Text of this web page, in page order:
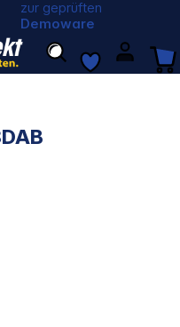
zur geprüften
Demoware